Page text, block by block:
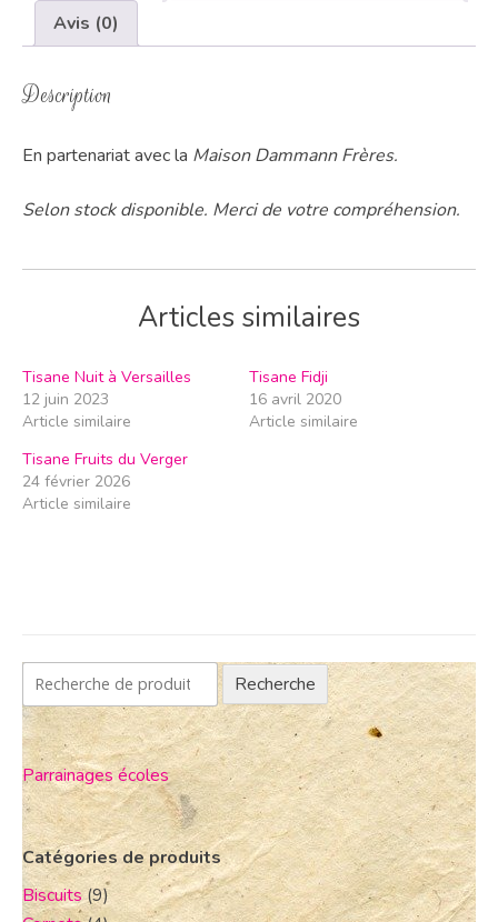
Avis (0)
Description
En partenariat avec la Maison Dammann Frères.
Selon stock disponible. Merci de votre compréhension.
Articles similaires
Tisane Nuit à Versailles
12 juin 2023
Article similaire
Tisane Fidji
16 avril 2020
Article similaire
Tisane Fruits du Verger
24 février 2026
Article similaire
Recherche
Parrainages écoles
Catégories de produits
Biscuits(9)